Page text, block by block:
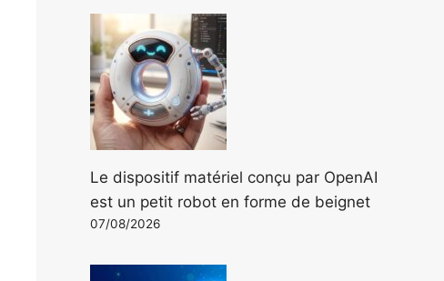
Le dispositif matériel conçu par OpenAI
est un petit robot en forme de beignet
07/08/2026